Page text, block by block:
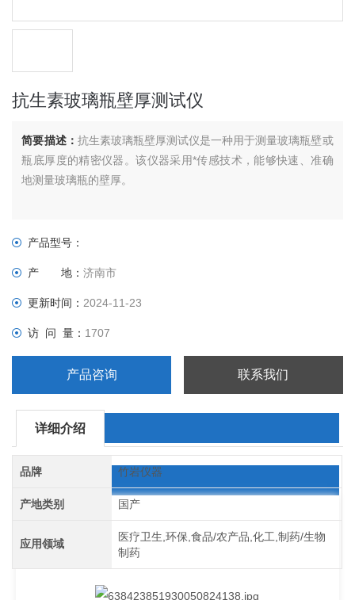
抗生素玻璃瓶壁厚测试仪
简要描述： 抗生素玻璃瓶壁厚测试仪是一种用于测量玻璃瓶壁或
瓶底厚度的精密仪器。该仪器采用*传感技术，能够快速、准确
地测量玻璃瓶的壁厚。
产品型号：
产 地：济南市
更新时间：2024-11-23
访 问 量： 1707
产品咨询 联系我们
详细介绍
品牌 竹岩仪器
产地类别 国产
应用领域
医疗卫生,环保,食品/农产品,化工,制药/生物
制药